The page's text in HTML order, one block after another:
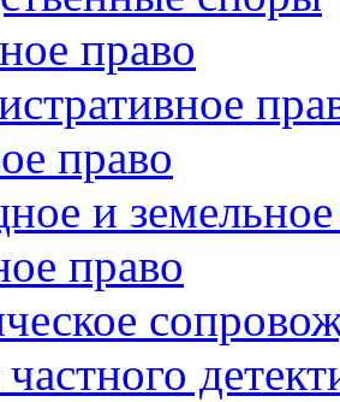
право
право
и земельное
право